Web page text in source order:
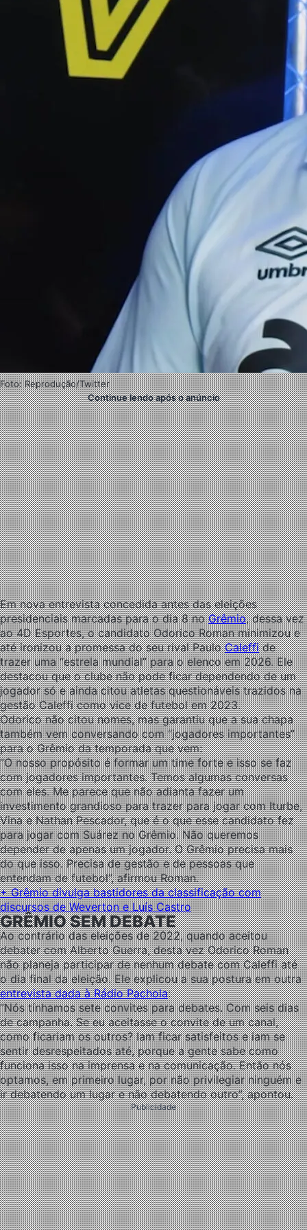
Foto: Reprodução/Twitter
Continue lendo após o anúncio
Em nova entrevista concedida antes das eleições
presidenciais marcadas para o dia 8 noGrêmio, dessa vez
ao 4D Esportes, o candidato Odorico Roman minimizou e
até ironizou a promessa do seu rival PauloCaleffide
trazer uma “estrela mundial” para o elenco em 2026. Ele
destacou que o clube não pode ficar dependendo de um
jogador só e ainda citou atletas questionáveis trazidos na
gestão Caleffi como vice de futebol em 2023.
Odorico não citou nomes, mas garantiu que a sua chapa
também vem conversando com “jogadores importantes”
para o Grêmio da temporada que vem:
“O nosso propósito é formar um time forte e isso se faz
com jogadores importantes. Temos algumas conversas
com eles. Me parece que não adianta fazer um
investimento grandioso para trazer para jogar com Iturbe,
Vina e Nathan Pescador, que é o que esse candidato fez
para jogar com Suárez no Grêmio. Não queremos
depender de apenas um jogador. O Grêmio precisa mais
do que isso. Precisa de gestão e de pessoas que
entendam de futebol”, afirmou Roman.
+ Grêmio divulga bastidores da classificação com
discursos de Weverton e Luís Castro
GRÊMIO SEM DEBATE
Ao contrário das eleições de 2022, quando aceitou
debater com Alberto Guerra, desta vez Odorico Roman
não planeja participar de nenhum debate com Caleffi até
o dia final da eleição. Ele explicou a sua postura em outra
entrevista dada à Rádio Pachola:
“Nós tínhamos sete convites para debates. Com seis dias
de campanha. Se eu aceitasse o convite de um canal,
como ficariam os outros? Iam ficar satisfeitos e iam se
sentir desrespeitados até, porque a gente sabe como
funciona isso na imprensa e na comunicação. Então nós
optamos, em primeiro lugar, por não privilegiar ninguém e
ir debatendo um lugar e não debatendo outro”, apontou.
Publicidade